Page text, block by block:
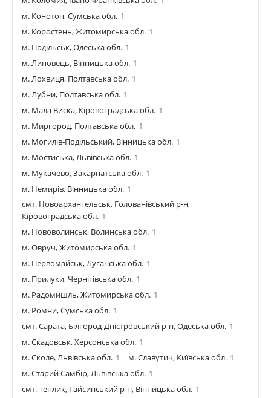
м. Конотоп, Сумська обл. 1
м. Коростень, Житомирська обл. 1
м. Подільськ, Одеська обл. 1
м. Липовець, Вінницька обл. 1
м. Лохвиця, Полтавська обл. 1
м. Лубни, Полтавська обл. 1
м. Мала Виска, Кіровоградська обл. 1
м. Миргород, Полтавська обл. 1
м. Могилів-Подільський, Вінницька обл. 1
м. Мостиська, Львівська обл. 1
м. Мукачево, Закарпатська обл. 1
м. Немирів, Вінницька обл. 1
смт. Новоархангельськ, Голованівський р-н,
Кіровоградська обл. 1
м. Нововолинськ, Волинська обл. 1
м. Овруч, Житомирська обл. 1
м. Первомайськ, Луганська обл. 1
м. Прилуки, Чернігівська обл. 1
м. Радомишль, Житомирська обл. 1
м. Ромни, Сумська обл. 1
смт. Сарата, Білгород-Дністровський р-н, Одеська обл. 1
м. Скадовськ, Херсонська обл. 1
м. Сколе, Львівська обл. 1 м. Славутич, Київська обл. 1
м. Старий Самбір, Львівська обл. 1
смт. Теплик, Гайсинський р-н, Вінницька обл. 1